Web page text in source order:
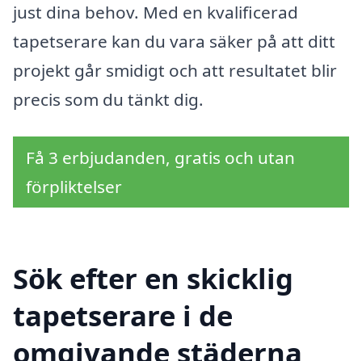
just dina behov. Med en kvalificerad
tapetserare kan du vara säker på att ditt
projekt går smidigt och att resultatet blir
precis som du tänkt dig.
Få 3 erbjudanden, gratis och utan
förpliktelser
Sök efter en skicklig
tapetserare i de
omgivande städerna